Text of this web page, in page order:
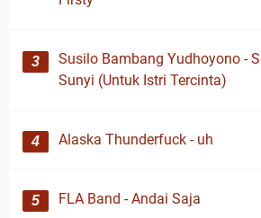
Susilo Bambang Yudhoyono -
Sunyi (Untuk Istri Tercinta)
Alaska Thunderfuck - uh
FLA Band - Andai Saja